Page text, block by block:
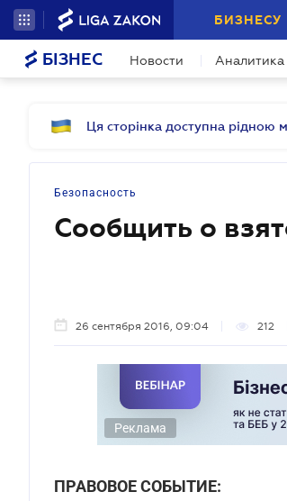
БИЗНЕСУ
БІЗНЕС Новости Аналитика
Ця сторінка доступна рідною
Безопасность
Сообщить о
26 сентября 2016, 09:04 212
Реклама
ПРАВОВОЕ СОБЫТИЕ: